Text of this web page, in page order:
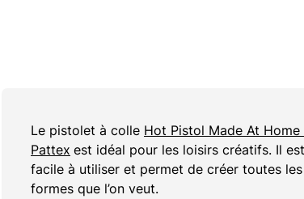
Le pistolet à colle Hot Pistol Made At Home
Pattex est idéal pour les loisirs créatifs. Il est
facile à utiliser et permet de créer toutes les
formes que l’on veut.